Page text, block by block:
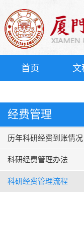
首页 文
经费管理
历年科研经费到账情况
科研经费管理办法
科研经费管理流程